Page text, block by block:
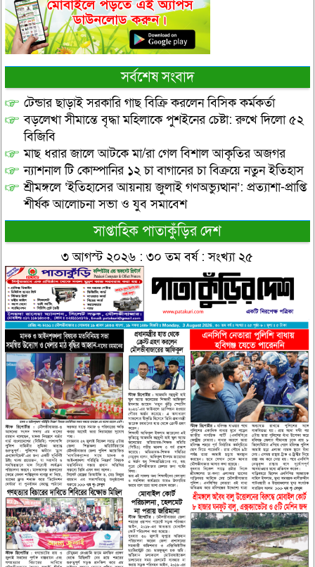
সর্বশেষ সংবাদ
টেন্ডার ছাড়াই সরকারি গাছ বিক্রি করলেন বিসিক কর্মকর্তা
বড়লেখা সীমান্তে বৃদ্ধা মহিলাকে পুশইনের চেষ্টা: রুখে দিলো ৫২
বিজিবি
মাছ ধরার জালে আটকে মা/রা গেল বিশাল আকৃতির অজগর
ন্যাশনাল টি কোম্পানির ১২ চা বাগানের চা বিক্রয়ে নতুন ইতিহাস
শ্রীমঙ্গলে ‘ইতিহাসের আয়নায় জুলাই গণঅভ্যুত্থান’: প্রত্যাশা-প্রাপ্তি
শীর্ষক আলোচনা সভা ও যুব সমাবেশ
সাপ্তাহিক পাতাকুঁড়ির দেশ
৩ আগস্ট ২০২৬ : ৩০ তম বর্ষ : সংখ্যা ২৫